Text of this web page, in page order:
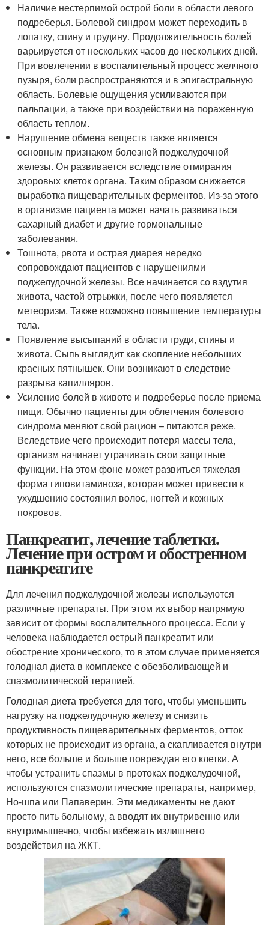
Наличие нестерпимой острой боли в области левого
подреберья. Болевой синдром может переходить в
лопатку, спину и грудину. Продолжительность болей
варьируется от нескольких часов до нескольких дней.
При вовлечении в воспалительный процесс желчного
пузыря, боли распространяются и в эпигастральную
область. Болевые ощущения усиливаются при
пальпации, а также при воздействии на пораженную
область теплом.
Нарушение обмена веществ также является
основным признаком болезней поджелудочной
железы. Он развивается вследствие отмирания
здоровых клеток органа. Таким образом снижается
выработка пищеварительных ферментов. Из-за этого
в организме пациента может начать развиваться
сахарный диабет и другие гормональные
заболевания.
Тошнота, рвота и острая диарея нередко
сопровождают пациентов с нарушениями
поджелудочной железы. Все начинается со вздутия
живота, частой отрыжки, после чего появляется
метеоризм. Также возможно повышение температуры
тела.
Появление высыпаний в области груди, спины и
живота. Сыпь выглядит как скопление небольших
красных пятнышек. Они возникают в следствие
разрыва капилляров.
Усиление болей в животе и подреберье после приема
пищи. Обычно пациенты для облегчения болевого
синдрома меняют свой рацион – питаются реже.
Вследствие чего происходит потеря массы тела,
организм начинает утрачивать свои защитные
функции. На этом фоне может развиться тяжелая
форма гиповитаминоза, которая может привести к
ухудшению состояния волос, ногтей и кожных
покровов.
Панкреатит, лечение таблетки.
Лечение при остром и обостренном
панкреатите
Для лечения поджелудочной железы используются
различные препараты. При этом их выбор напрямую
зависит от формы воспалительного процесса. Если у
человека наблюдается острый панкреатит или
обострение хронического, то в этом случае применяется
голодная диета в комплексе с обезболивающей и
спазмолитической терапией.
Голодная диета требуется для того, чтобы уменьшить
нагрузку на поджелудочную железу и снизить
продуктивность пищеварительных ферментов, отток
которых не происходит из органа, а скапливается внутри
него, все больше и больше повреждая его клетки. А
чтобы устранить спазмы в протоках поджелудочной,
используются спазмолитические препараты, например,
Но-шпа или Папаверин. Эти медикаменты не дают
просто пить больному, а вводят их внутривенно или
внутримышечно, чтобы избежать излишнего
воздействия на ЖКТ.